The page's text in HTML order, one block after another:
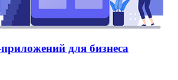
для бизнеса